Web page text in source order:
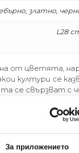
За приложението
златно,
L28
от цветята,
култури се
се свързват с
в това
са женствени и
flowers,